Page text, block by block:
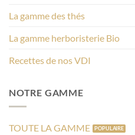
La gamme des thés
La gamme herboristerie Bio
Recettes de nos VDI
NOTRE GAMME
TOUTE LA GAMME